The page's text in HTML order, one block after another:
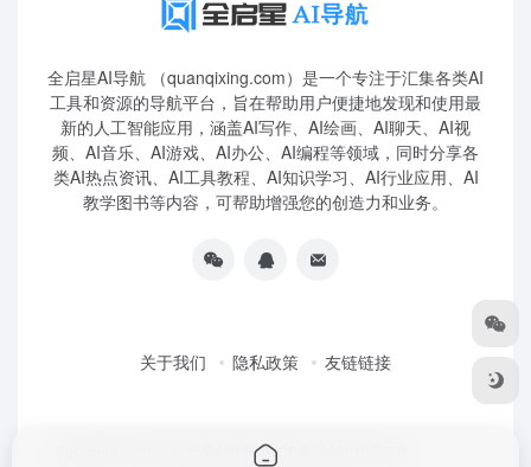
全启星AI导航 （quanqixing.com）是一个专注于汇集各类AI
工具和资源的导航平台，旨在帮助用户便捷地发现和使用最
新的人工智能应用，涵盖AI写作、AI绘画、AI聊天、AI视
频、AI音乐、AI游戏、AI办公、AI编程等领域，同时分享各
类AI热点资讯、AI工具教程、AI知识学习、AI行业应用、AI
教学图书等内容，可帮助增强您的创造力和业务。
关于我们 隐私政策 友链链接
全启星AI导航鲁ICP备2023010227号